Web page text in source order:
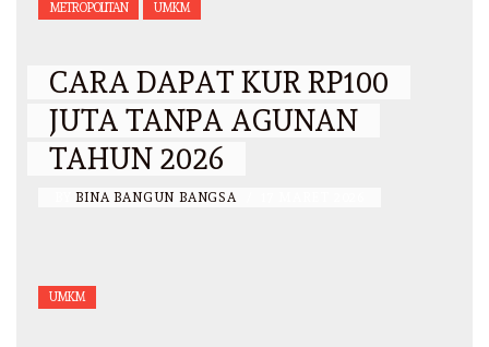
METROPOLITAN UMKM
CARA DAPAT KUR RP100
JUTA TANPA AGUNAN
TAHUN 2026
BINA BANGUN BANGSA
UMKM